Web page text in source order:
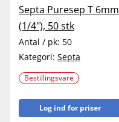
Septa Puresep T 6mm
(1/4"), 50 stk
Antal / pk: 50
Kategori: Septa
Bestillingsvare
Log ind for priser